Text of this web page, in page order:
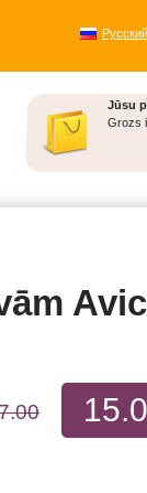
Jūsu
Grozs
Русский